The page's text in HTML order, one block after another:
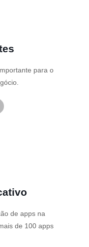
para o
de apps na
de 100 apps